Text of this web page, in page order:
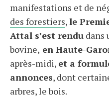
manifestations et de
des forestiers,le
Attal s’est rendu dans
bovine, en Haute-
après-midi, et a
annonces, dont
arbres, le bois.